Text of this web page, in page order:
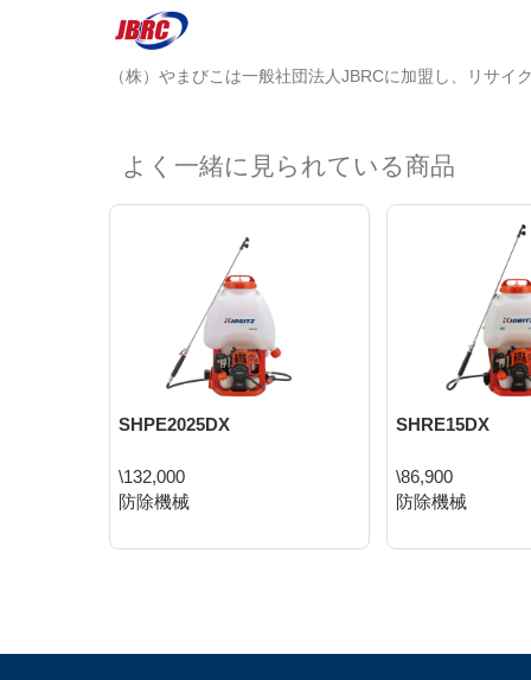
（株）やまびこは一般社団法人JBRCに加盟し、リサ
よく一緒に見られている商品
SHPE2025DX
\132,000
防除機械
SHRE15DX
\86,900
防除機械